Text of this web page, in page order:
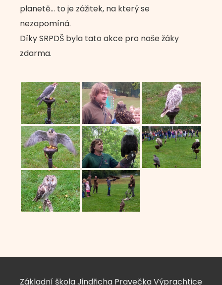
planetě… to je zážitek, na který se
nezapomíná.
Díky SRPDŠ byla tato akce pro naše žáky
zdarma.
Základní škola Jindřicha Pravečka Výprachtice